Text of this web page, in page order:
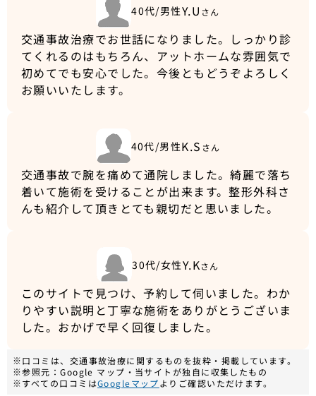
40代/男性Y.U さん
交通事故治療でお世話になりました。しっかり診
てくれるのはもちろん、アットホームな雰囲気で
初めてでも安心でした。今後ともどうぞよろしく
お願いいたします。
40代/男性K.S さん
交通事故で腕を痛めて通院しました。綺麗で落ち
着いて施術を受けることが出来ます。整形外科さ
んも紹介して頂きとても親切だと思いました。
30代/女性Y.Kさん
このサイトで見つけ、予約して伺いました。わか
りやすい説明と丁寧な施術をありがとうございま
した。おかげで早く回復しました。
※口コミは、交通事故治療に関するものを抜粋・掲載しています。
※参照元：Google マップ・当サイトが独自に収集したもの
※すべての口コミはGoogleマップよりご確認いただけます。